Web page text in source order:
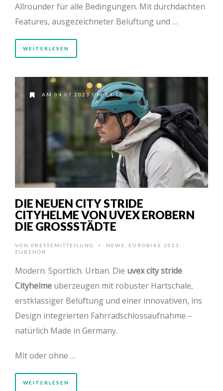
Allrounder für alle Bedingungen. Mit durchdachten
Features, ausgezeichneter Belüftung und …
WEITERLESEN
AM 04.07.2023 UM 14:26
DIE NEUEN CITY STRIDE
CITYHELME VON UVEX EROBERN
DIE GROSSSTÄDTE
VON PRESSEMITTEILUNG • NEWS EUROBIKE 2023
ZUBEHÖR
Modern. Sportlich. Urban. Die uvex city stride
Cityhelme überzeugen mit robuster Hartschale,
erstklassiger Belüftung und einer innovativen, ins
Design integrierten Fahrradschlossaufnahme –
natürlich Made in Germany.
Mit oder ohne …
WEITERLESEN